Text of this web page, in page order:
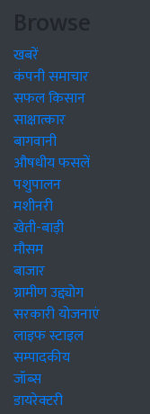
Browse
खबरें
कंपनी समाचार
सफल किसान
साक्षात्कार
बागवानी
औषधीय फसलें
पशुपालन
मशीनरी
खेती-बाड़ी
मौसम
बाजार
ग्रामीण उद्द्योग
सरकारी योजनाएं
लाइफ स्टाइल
सम्पादकीय
जॉब्स
डायरेक्टरी